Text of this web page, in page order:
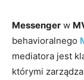
Messenger w
behavioralnego
mediatora jest
którymi